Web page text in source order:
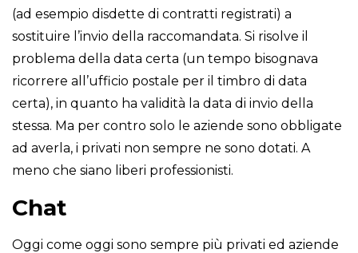
(ad esempio disdette di contratti registrati) a
sostituire l’invio della raccomandata. Si risolve il
problema della data certa (un tempo bisognava
ricorrere all’ufficio postale per il timbro di data
certa), in quanto ha validità la data di invio della
stessa. Ma per contro solo le aziende sono obbligate
ad averla, i privati non sempre ne sono dotati. A
meno che siano liberi professionisti.
Chat
Oggi come oggi sono sempre più privati ed aziende